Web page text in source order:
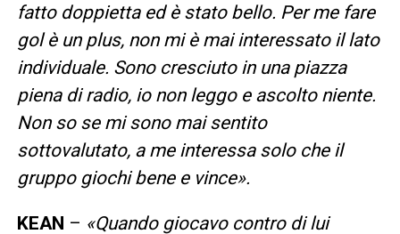
fatto doppietta ed è stato bello. Per me fare
gol è un plus, non mi è mai interessato il lato
individuale. Sono cresciuto in una piazza
piena di radio, io non leggo e ascolto niente.
Non so se mi sono mai sentito
sottovalutato, a me interessa solo che il
gruppo giochi bene e vince».
KEAN – «Quando giocavo contro di lui